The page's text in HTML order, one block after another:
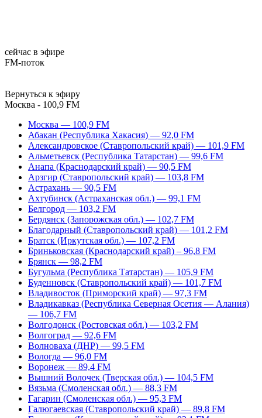
сейчас в эфире
FM-поток
Вернуться к эфиру
Москва - 100,9 FM
Москва — 100,9 FM
Абакан (Республика Хакасия) — 92,0 FM
Александровское (Ставропольский край) — 101,9 FM
Альметьевск (Республика Татарстан) — 99,6 FM
Анапа (Краснодарский край) — 90,5 FM
Арзгир (Ставропольский край) — 103,8 FM
Астрахань — 90,5 FM
Ахтубинск (Астраханская обл.) — 99,1 FM
Белгород — 103,2 FM
Бердянск (Запорожская обл.) — 102,7 FM
Благодарный (Ставропольский край) — 101,2 FM
Братск (Иркутская обл.) — 107,2 FM
Бриньковская (Краснодарский край) – 96,8 FM
Брянск — 98,2 FM
Бугульма (Республика Татарстан) — 105,9 FM
Буденновск (Ставропольский край) — 101,7 FM
Владивосток (Приморский край) — 97,3 FM
Владикавказ (Республика Северная Осетия — Алания)
— 106,7 FM
Волгодонск (Ростовская обл.) — 103,2 FM
Волгоград — 92,6 FM
Волноваха (ДНР) — 99,5 FM
Вологда — 96,0 FM
Воронеж — 89,4 FM
Вышний Волочек (Тверская обл.) — 104,5 FM
Вязьма (Смоленская обл.) — 88,3 FM
Гагарин (Смоленская обл.) — 95,3 FM
Галюгаевская (Ставропольский край) — 89,8 FM